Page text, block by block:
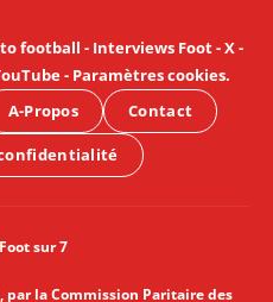
football - Interviews Foot-X-
- Paramètres cookies.
A-Propos Contact
sur 7
, par la Commission Paritaire des